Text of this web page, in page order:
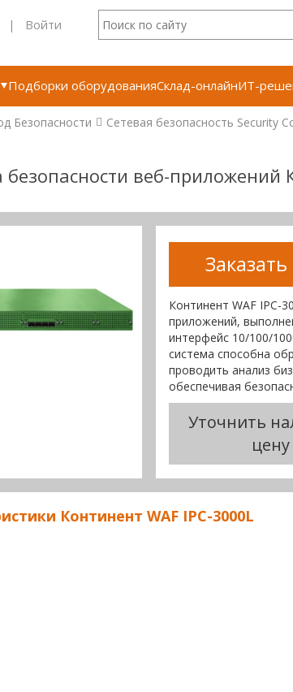
| Войти
Подборки оборудованияСклад-онлайнИТ-
Безопасности Сетевая безопасность Security
безопасности веб-приложений
Заказать
Континент WAF IPC-
приложений,
интерфейс 10/100/
система способна
проводить анализ
обеспечивая
Уточнить
цену
Континент WAF IPC-3000L